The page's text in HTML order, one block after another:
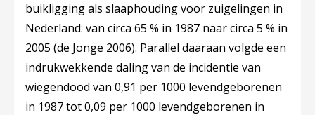
buikligging als slaaphouding voor zuigelingen in
Nederland: van circa 65 % in 1987 naar circa 5 % in
2005 (de Jonge 2006). Parallel daaraan volgde een
indrukwekkende daling van de incidentie van
wiegendood van 0,91 per 1000 levendgeborenen
in 1987 tot 0,09 per 1000 levendgeborenen in